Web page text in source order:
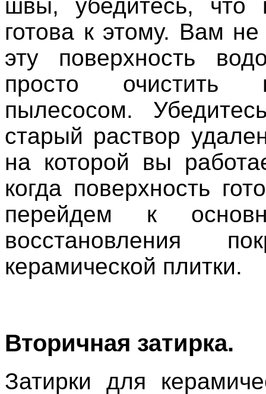
швы, убедитесь, что
готова к этому. Вам
эту поверхность
просто очистить
пылесосом.
старый раствор
на которой вы
когда поверхность
перейдем к
восстановления
керамической плитки.
Вторичная затирка.
Затирки для